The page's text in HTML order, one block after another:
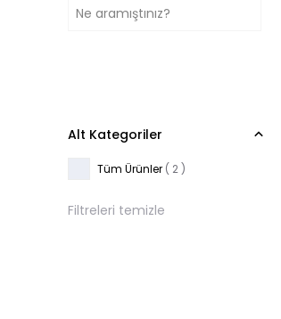
Alt Kategoriler
Tüm Ürünler ( 2 )
Filtreleri temizle